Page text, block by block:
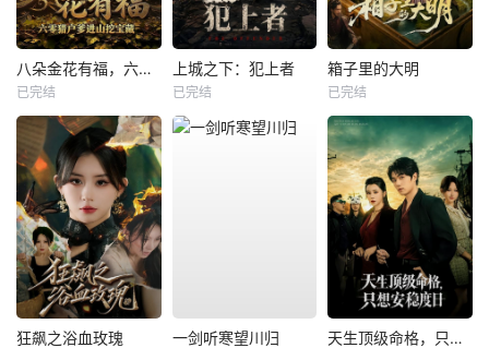
八朵金花有福，六零猎户爹进山挖宝藏
已完结
上城之下：犯上者
已完结
箱子里的大明
已完结
狂飙之浴血玫瑰 一剑听寒望川归 天生顶级命格，只想安稳度日